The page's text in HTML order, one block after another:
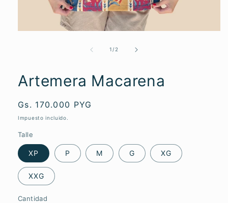
ventana
modal
1 /de
2
Artemera Macarena
Precio
habitual
Gs. 170.000 PYG
Impuesto incluido.
Talle
XP P M G XG
XXG
Cantidad